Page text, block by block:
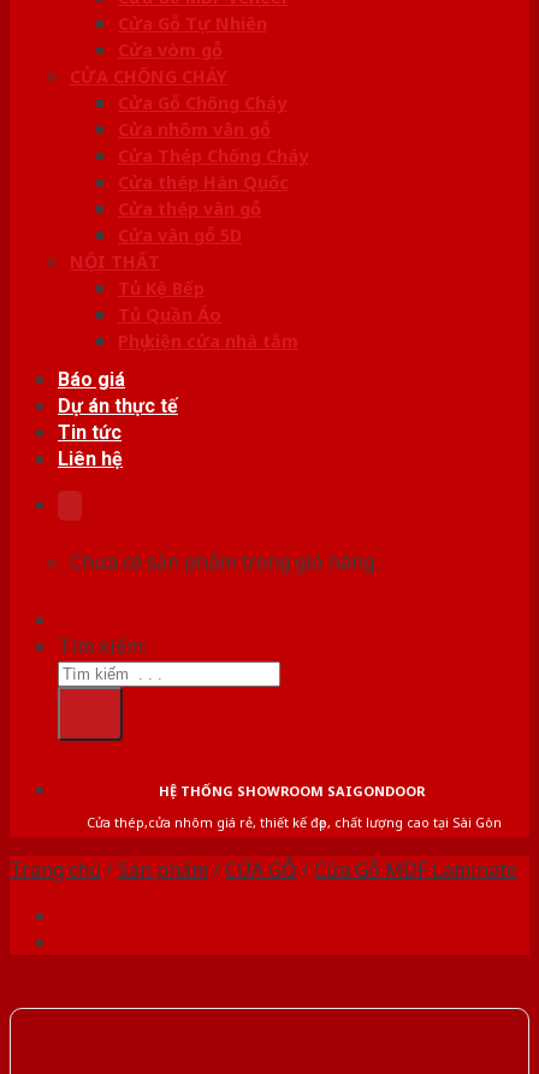
Cửa Gỗ Tự Nhiên
Cửa vòm gỗ
CỬA CHỐNG CHÁY
Cửa Gỗ Chống Cháy
Cửa nhôm vân gỗ
Cửa Thép Chống Cháy
Cửa thép Hàn Quốc
Cửa thép vân gỗ
Cửa vân gỗ 5D
NỘI THẤT
Tủ Kệ Bếp
Tủ Quần Áo
Phụ kiện cửa nhà tắm
Báo giá
Dự án thực tế
Tin tức
Liên hệ
Chưa có sản phẩm trong giỏ hàng.
Tìm kiếm:
HỆ THỐNG SHOWROOM SAIGONDOOR
Cửa thép,cửa nhôm giá rẻ, thiết kế đẹp, chất lượng cao tại Sài Gòn
Trang chủ /Sản phẩm /CỬA GỖ /Cửa Gỗ MDF Laminate